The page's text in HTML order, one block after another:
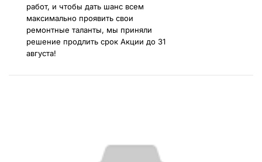
работ, и чтобы дать шанс всем
максимально проявить свои
ремонтные таланты, мы приняли
решение продлить срок Акции до 31
августа!